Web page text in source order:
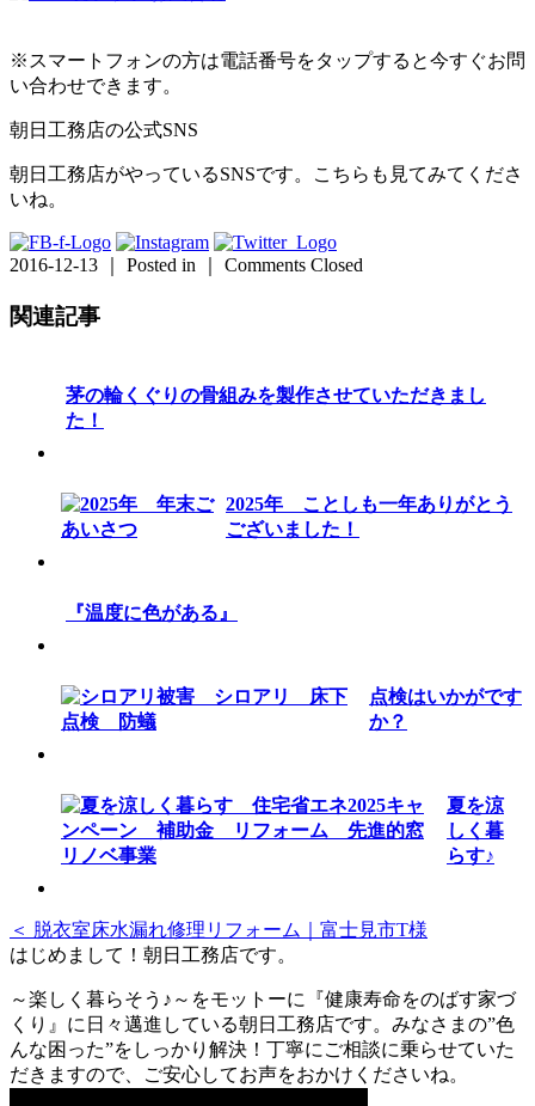
※スマートフォンの方は電話番号をタップすると今すぐお問
い合わせできます。
朝日工務店の公式SNS
朝日工務店がやっているSNSです。こちらも見てみてくださ
いね。
2016-12-13 ｜ Posted in ｜ Comments Closed
関連記事
茅の輪くぐりの骨組みを製作させていただきまし
た！
2025年 ことしも一年ありがとう
ございました！
『温度に色がある』
点検はいかがです
か？
夏を涼
しく暮
らす♪
＜ 脱衣室床水漏れ修理リフォーム｜富士見市T様
はじめまして！朝日工務店です。
～楽しく暮らそう♪～をモットーに『健康寿命をのばす家づ
くり』に日々邁進している朝日工務店です。みなさまの”色
んな困った”をしっかり解決！丁寧にご相談に乗らせていた
だきますので、ご安心してお声をおかけくださいね。